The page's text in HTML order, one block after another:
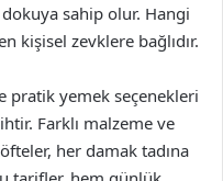
dokuya sahip olur. Hangi
kişisel zevklere bağlıdır.
pratik yemek seçenekleri
Farklı malzeme ve
her damak tadına